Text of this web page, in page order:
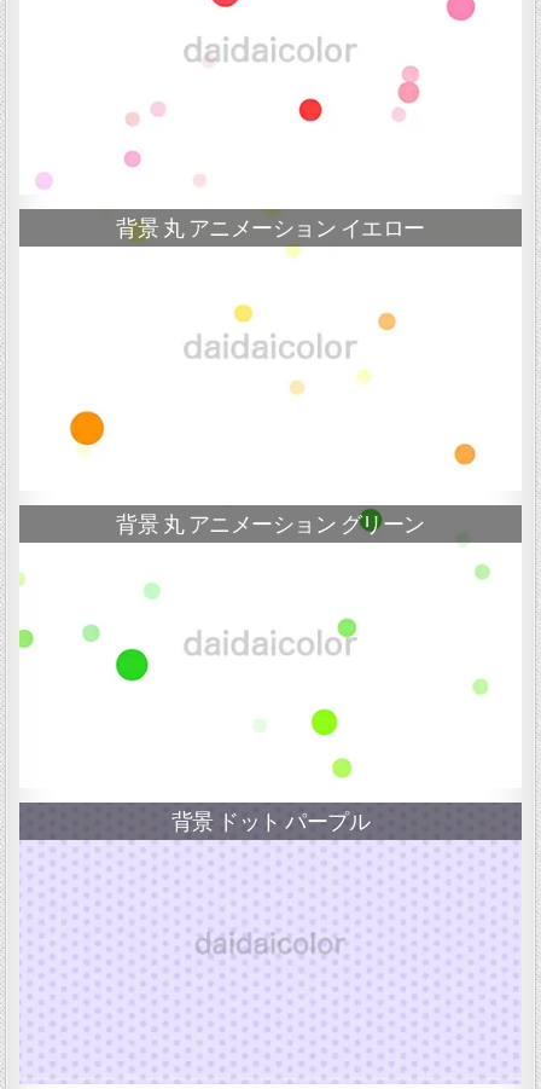
背景 丸 アニメーション イエロー
背景 丸 アニメーション グリーン
背景 ドット パープル